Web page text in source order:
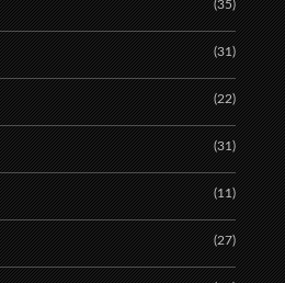
(35)
(31)
(22)
(31)
(11)
(27)